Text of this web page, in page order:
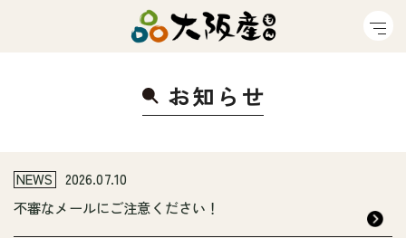
お知ら せ
NEWS
2026.07.10
不審なメールにご注意ください！